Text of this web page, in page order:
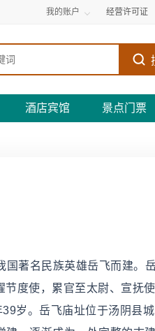
我的账户 经营许可证
酒店宾馆 景点门票
国著名民族英雄岳飞而建。
度使，累官至太尉、宣抚
岁。岳飞庙址位于汤阴县